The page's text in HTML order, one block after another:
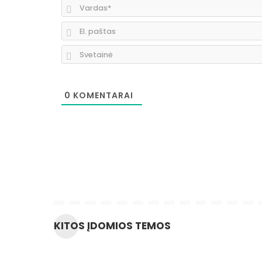
0 KOMENTARAI
KITOS ĮDOMIOS TEMOS